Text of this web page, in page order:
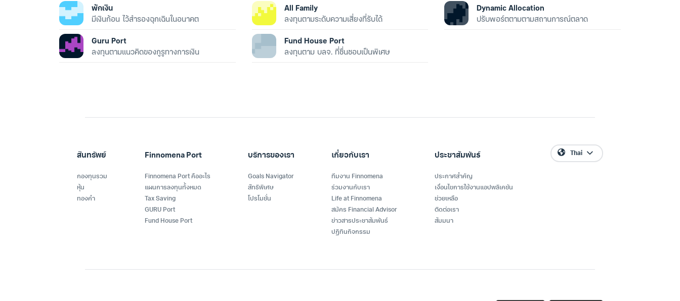
พักเงิน
มีเงินก้อน ไว้สำรองฉุกเฉินในอนาคต
All Family
ลงทุนตามระดับความเสี่ยงที่รับได้
Dynamic Allocation
ปรับพอร์ตตามตามสถานการณ์ตลาด
Guru Port
ลงทุนตามแนวคิดของกูรูทางการเงิน
Fund House Port
ลงทุนตาม บลจ. ที่ชื่นชอบเป็นพิเศษ